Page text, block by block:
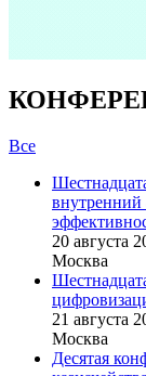
Все
20 августа
Москва
21 августа
Москва
Десятая